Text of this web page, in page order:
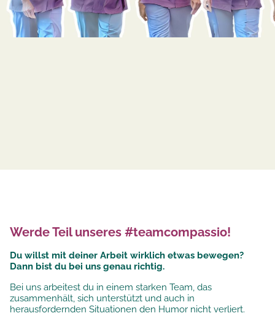
Werde Teil unseres #teamcompassio!
Du willst mit deiner Arbeit wirklich etwas bewegen?
Dann bist du bei uns genau richtig.
Bei uns arbeitest du in einem starken Team, das
zusammenhält, sich unterstützt und auch in
herausfordernden Situationen den Humor nicht verliert.